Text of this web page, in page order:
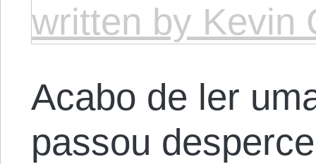
written by Kevin
Acabo de ler
passou